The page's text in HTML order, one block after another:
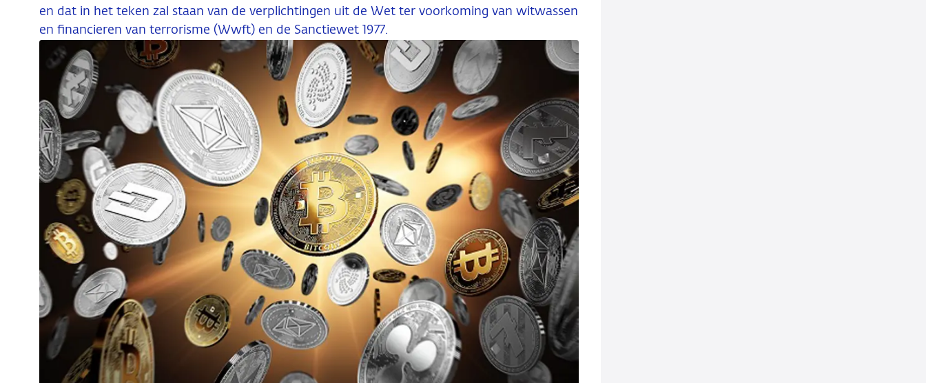
en dat in het teken zal staan van de verplichtingen uit de Wet ter voorkoming van witwassen
en financieren van terrorisme (Wwft) en de Sanctiewet 1977.